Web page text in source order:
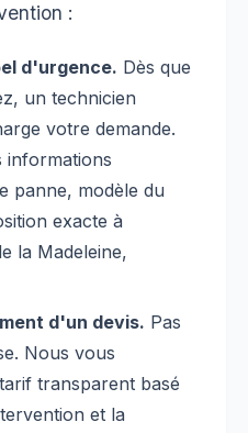
:
d'urgence. Dès que
un technicien
votre demande.
informations
panne, modèle du
exacte à
la Madeleine,
d'un devis. Pas
Nous vous
transparent basé
et la